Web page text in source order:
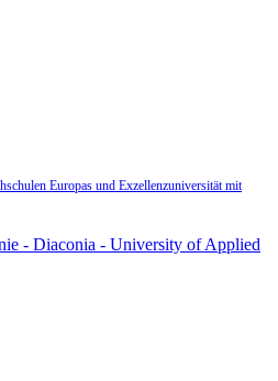
Europas und Exzellenzuniversität mit